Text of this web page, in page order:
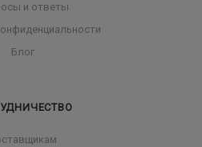
и ответы
Блог